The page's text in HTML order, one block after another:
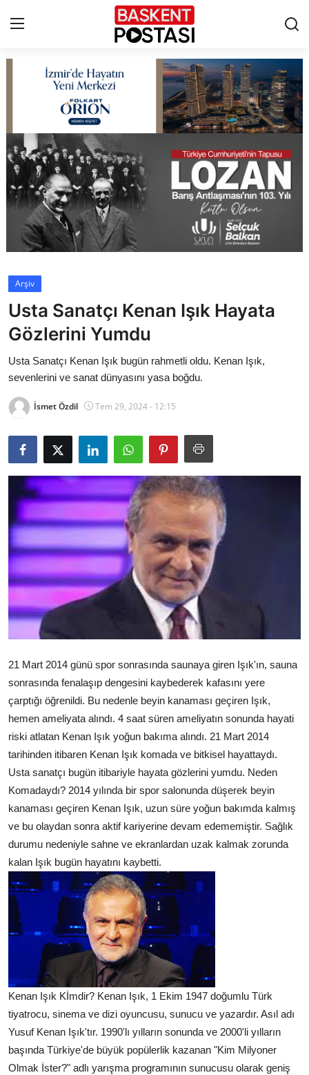
Çerez Politikası
Künye
Ankara
TBMM
Cumhurbaşkanlığı
Bakanlıklar
Siyasi Partiler
Mülki İdare
Sivil Toplum Kuruluşları
Kamu Kurumları ve Üst Kurullar
Resmi Reklamlar
Arşiv
Usta Sanatçı Kenan Işık Hayata
Gözlerini Yumdu
Usta Sanatçı Kenan Işık bugün rahmetli oldu. Kenan Işık,
sevenlerini ve sanat dünyasını yasa boğdu.
İsmet Özdil Tem 29, 2024 - 12:15
21 Mart 2014 günü spor sonrasında saunaya giren Işık'ın, sauna
sonrasında fenalaşıp dengesini kaybederek kafasını yere
çarptığı öğrenildi. Bu nedenle beyin kanaması geçiren Işık,
hemen ameliyata alındı. 4 saat süren ameliyatın sonunda hayati
riski atlatan Kenan Işık yoğun bakıma alındı. 21 Mart 2014
tarihinden itibaren Kenan Işık komada ve bitkisel hayattaydı.
Usta sanatçı bugün itibariyle hayata gözlerini yumdu. Neden
Komadaydı? 2014 yılında bir spor salonunda düşerek beyin
kanaması geçiren Kenan Işık, uzun süre yoğun bakımda kalmış
ve bu olaydan sonra aktif kariyerine devam edememiştir. Sağlık
durumu nedeniyle sahne ve ekranlardan uzak kalmak zorunda
kalan Işık bugün hayatını kaybetti.
Kenan Işık Kİmdir? Kenan Işık, 1 Ekim 1947 doğumlu Türk
tiyatrocu, sinema ve dizi oyuncusu, sunucu ve yazardır. Asıl adı
Yusuf Kenan Işık'tır. 1990'lı yılların sonunda ve 2000'li yılların
başında Türkiye'de büyük popülerlik kazanan "Kim Milyoner
Olmak İster?" adlı yarışma programının sunucusu olarak geniş